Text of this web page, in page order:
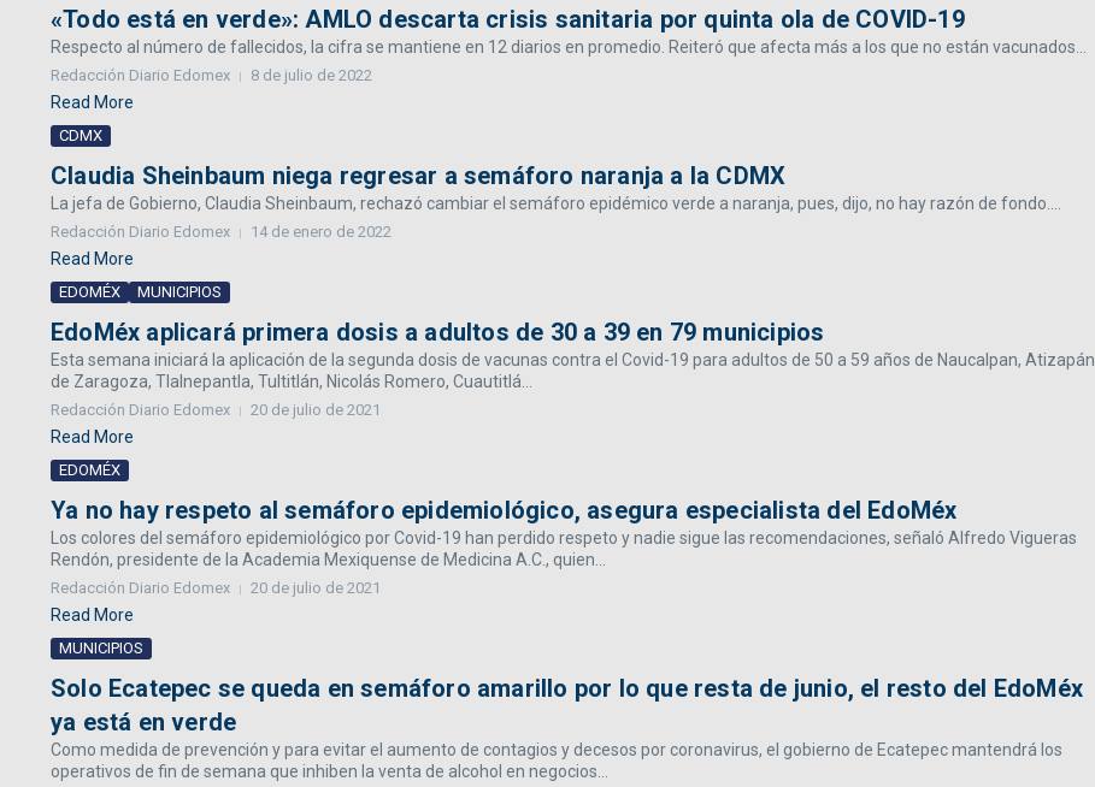
«Todo está en verde»: AMLO descarta crisis sanitaria por quinta ola de COVID-19
Respecto al número de fallecidos, la cifra se mantiene en 12 diarios en promedio. Reiteró que afecta más a los que no están vacunados...
Redacción Diario Edomex 8 de julio de 2022
Read More
CDMX
Claudia Sheinbaum niega regresar a semáforo naranja a la CDMX
La jefa de Gobierno, Claudia Sheinbaum, rechazó cambiar el semáforo epidémico verde a naranja, pues, dijo, no hay razón de fondo....
Redacción Diario Edomex 14 de enero de 2022
Read More
EDOMÉX MUNICIPIOS
EdoMéx aplicará primera dosis a adultos de 30 a 39 en 79 municipios
Esta semana iniciará la aplicación de la segunda dosis de vacunas contra el Covid-19 para adultos de 50 a 59 años de Naucalpan, Atizapán
de Zaragoza, Tlalnepantla, Tultitlán, Nicolás Romero, Cuautitlá...
Redacción Diario Edomex 20 de julio de 2021
Read More
EDOMÉX
Ya no hay respeto al semáforo epidemiológico, asegura especialista del EdoMéx
Los colores del semáforo epidemiológico por Covid-19 han perdido respeto y nadie sigue las recomendaciones, señaló Alfredo Vigueras
Rendón, presidente de la Academia Mexiquense de Medicina A.C., quien...
Redacción Diario Edomex 20 de julio de 2021
Read More
MUNICIPIOS
Solo Ecatepec se queda en semáforo amarillo por lo que resta de junio, el resto del EdoMéx
ya está en verde
Como medida de prevención y para evitar el aumento de contagios y decesos por coronavirus, el gobierno de Ecatepec mantendrá los
operativos de fin de semana que inhiben la venta de alcohol en negocios...